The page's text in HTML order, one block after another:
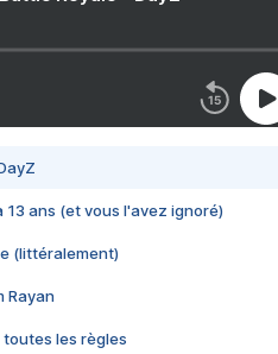
13 ans (et vous l'avez ignoré)
(littéralement)
Rayan
toutes les règles